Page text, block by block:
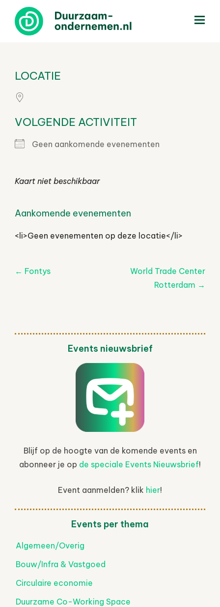
LOCATIE
VOLGENDE ACTIVITEIT
Geen aankomende evenementen
Kaart niet beschikbaar
Aankomende evenementen
<li>Geen evenementen op deze locatie</li>
Post
← Fontys
World Trade Center
Rotterdam →
Events nieuwsbrief
Blijf op de hoogte van de komende events en
abonneer je op de speciale Events Nieuwsbrief!
Event aanmelden? klik hier!
Events per thema
Algemeen/Overig
Bouw/Infra & Vastgoed
Circulaire economie
Duurzame Co-Working Space